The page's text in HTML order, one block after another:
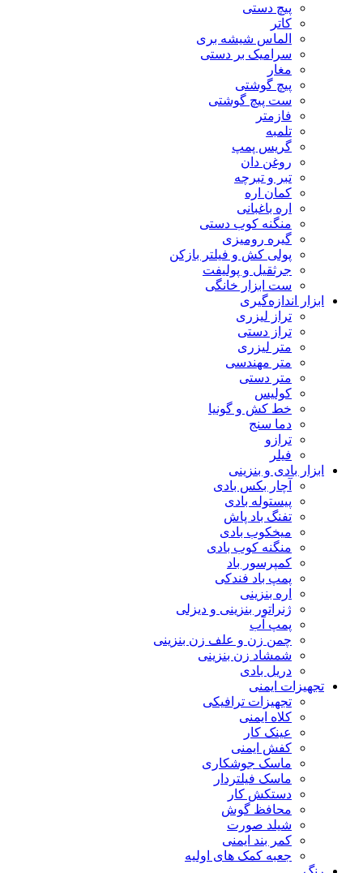
پیچ دستی
کاتر
الماس شیشه بری
سرامیک بر دستی
مغار
پیچ گوشتی
ست پیچ گوشتی
فازمتر
تلمبه
گریس پمپ
روغن دان
تبر و تبرچه
کمان اره
اره باغبانی
منگنه کوب دستی
گیره رومیزی
پولی کش و فیلتر بازکن
جرثقیل و پولیفت
ست ابزار خانگی
ابزار اندازه‌گیری
تراز لیزری
تراز دستی
متر لیزری
متر مهندسی
متر دستی
کولیس
خط کش و گونیا
دما سنج
ترازو
فیلر
ابزار بادی و بنزینی
آچار بکس بادی
پیستوله بادی
تفنگ باد پاش
میخکوب بادی
منگنه کوب بادی
کمپرسور باد
پمپ باد فندکی
اره بنزینی
ژنراتور بنزینی و دیزلی
پمپ آب
چمن زن و علف زن بنزینی
شمشاد زن بنزینی
دریل بادی
تجهیزات ایمنی
تجهیزات ترافیکی
کلاه ایمنی
عینک کار
کفش ایمنی
ماسک جوشکاری
ماسک فیلتردار
دستکش کار
محافظ گوش
شیلد صورت
کمر بند ایمنی
جعبه کمک های اولیه